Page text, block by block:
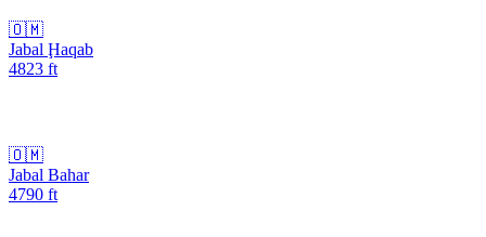
🇴🇲
Jabal Ḩaqab
4823 ft
🇴🇲
Jabal Bahar
4790 ft